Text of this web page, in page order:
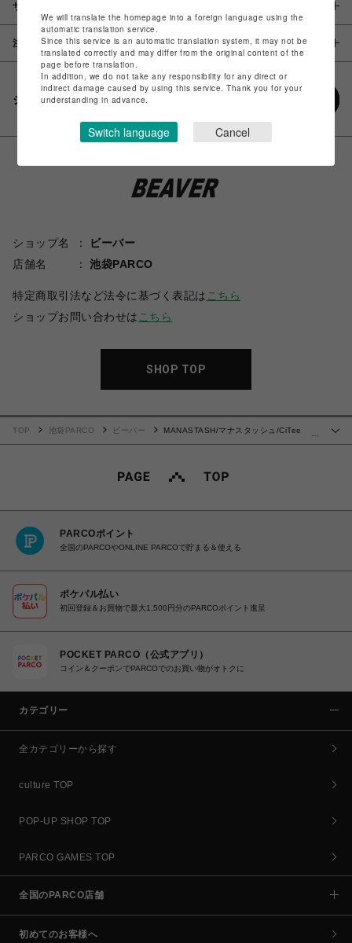
サイズ
注意事項
シェアする
ショップ名
ビーバー
店舗名
池袋PARCO
特定商取引法など法令に基づく表記は こちら
ショップお問い合わせは こちら
SHOP TOP
TOP 池袋PARCO ビーバー
MANASTASH/マナスタッシュ/CiTee
PARCOポイント
全国のPARCOやONLINE PARCOで貯まる＆使える
ポケパル払い
初回登録＆お買物で最大1,500円分のPARCOポイント進呈
POCKET PARCO（公式アプリ）
コイン＆クーポンでPARCOでのお買い物がオトクに
カテゴリー
全カテゴリーから探す
culture TOP
POP-UP SHOP TOP
PARCO GAMES TOP
全国のPARCO店舗
初めてのお客様へ
We will translate the homepage into a foreign language using the
automatic translation service.
Since this service is an automatic translation system, it may not be
translated correctly and may differ from the original content of the
page before translation.
In addition, we do not take any responsibility for any direct or
indirect damage caused by using this service. Thank you for your
understanding in advance.
Switch language Cancel